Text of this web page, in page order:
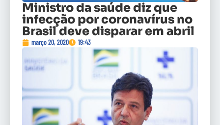
Ministro da saúde diz que
infecção por coronavírus no
Brasil deve disparar em abril
março 20, 2020 19:43